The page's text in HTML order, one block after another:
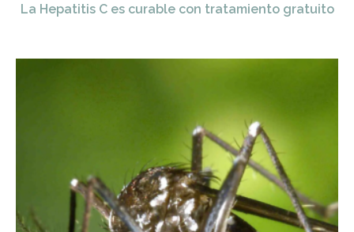
La Hepatitis C es curable con tratamiento gratuito